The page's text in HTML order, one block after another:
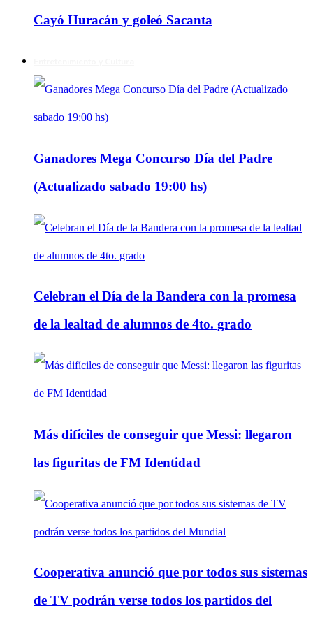
Cayó Huracán y goleó Sacanta
Ganadores Mega Concurso Día del Padre
(Actualizado sabado 19:00 hs)
Celebran el Día de la Bandera con la promesa
de la lealtad de alumnos de 4to. grado
Más difíciles de conseguir que Messi: llegaron
las figuritas de FM Identidad
Cooperativa anunció que por todos sus sistemas
de TV podrán verse todos los partidos del